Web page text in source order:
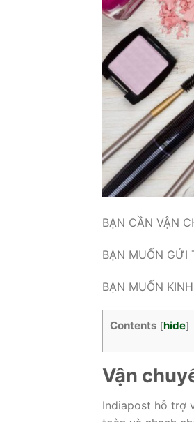
BẠN CẦN VẬN
BẠN MUỐN GỬI
BẠN MUỐN
Contents [hide]
Vận
Indiapost hỗ trợ